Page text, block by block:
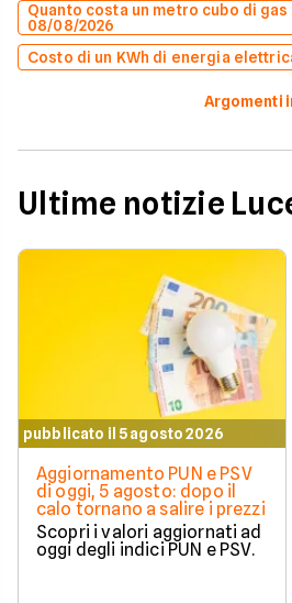
Quanto costa un metro cubo di
08/08/2026
Costo di un KWh di energia
Argomenti
Ultime notizie
pubblicato il 5 agosto 2026
Aggiornamento PUN e PSV
di oggi, 5 agosto: dopo il
calo tornano a salire i prezzi
Scopri i valori aggiornati ad
oggi degli indici PUN e PSV.